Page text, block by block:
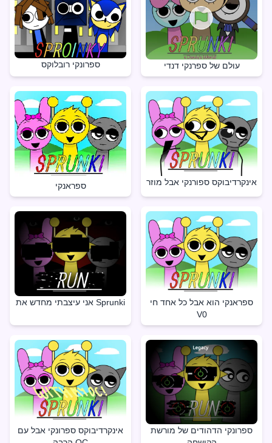
ספרונקי רובלוקס עולם של ספרנקי דנדי
ספראנקי אינקרדיבוקס ספורנקי אבל מוזר
אני עיצבתי מחדש את Sprunki
ספראנקי הוא אבל כל אחד חי
V0
אינקרדיבוקס ספרונקי אבל עם
ספרונקי הדהודים של מורשת